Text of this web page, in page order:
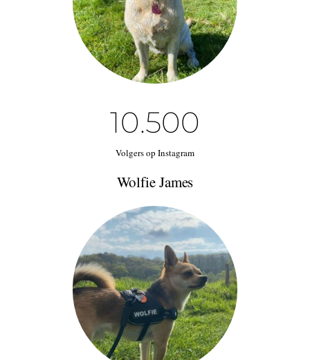
Volgers op Instagram
10.500
Wolfie James